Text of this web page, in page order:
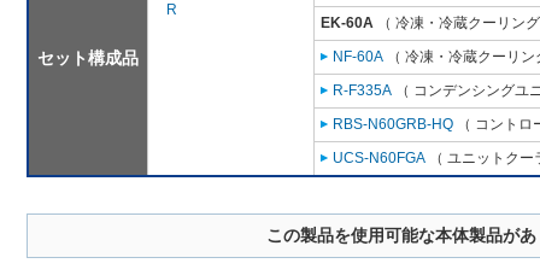
セット構成品
R
EK-60A （ 冷凍・冷蔵クーリン
NF-60A （ 冷凍・冷蔵クーリ
R-F335A （ コンデンシングユ
RBS-N60GRB-HQ （ コント
UCS-N60FGA （ ユニットク
この製品を使用可能な本体製品が